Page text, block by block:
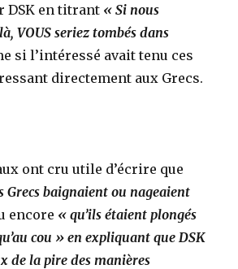
DSK en titrant « Si nous
VOUS seriez tombés dans
si l’intéressé avait tenu ces
directement aux Grecs.
ont cru utile d’écrire que
Grecs baignaient ou nageaient
encore « qu’ils étaient plongés
cou » en expliquant que DSK
de la pire des manières